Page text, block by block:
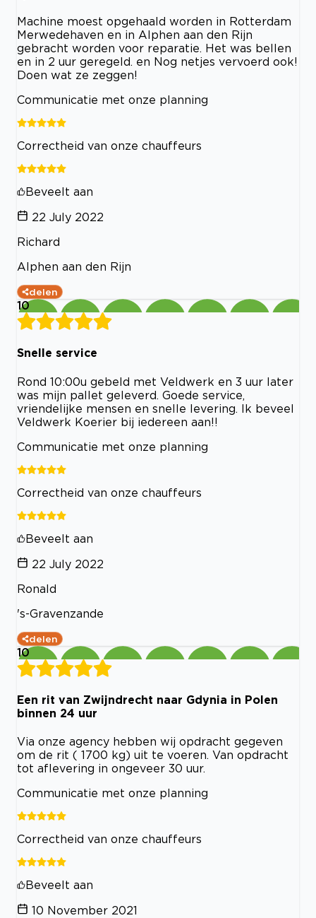
Machine moest opgehaald worden in Rotterdam
Merwedehaven en in Alphen aan den Rijn
gebracht worden voor reparatie. Het was bellen
en in 2 uur geregeld. en Nog netjes vervoerd ook!
Doen wat ze zeggen!
Communicatie met onze planning
Correctheid van onze chauffeurs
Beveelt aan
22 July 2022
Richard
Alphen aan den Rijn
delen
10
Snelle service
Rond 10:00u gebeld met Veldwerk en 3 uur later
was mijn pallet geleverd. Goede service,
vriendelijke mensen en snelle levering. Ik beveel
Veldwerk Koerier bij iedereen aan!!
Communicatie met onze planning
Correctheid van onze chauffeurs
Beveelt aan
22 July 2022
Ronald
's-Gravenzande
delen
10
Een rit van Zwijndrecht naar Gdynia in Polen
binnen 24 uur
Via onze agency hebben wij opdracht gegeven
om de rit ( 1700 kg) uit te voeren. Van opdracht
tot aflevering in ongeveer 30 uur.
Communicatie met onze planning
Correctheid van onze chauffeurs
Beveelt aan
10 November 2021